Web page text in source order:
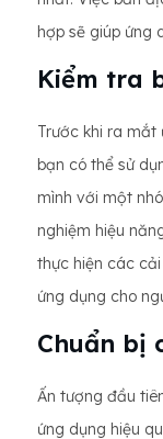
hợp sẽ giúp ứng
Kiểm tra
Trước khi ra
bạn có thể sử
mình với một
nghiệm hiệu
thực hiện các
ứng dụng cho
Chuẩn bị
Ấn tượng đầu
ứng dụng hiệu